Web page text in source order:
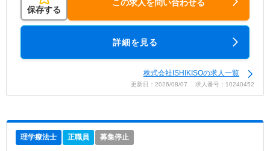
保存する
この求人を問い合わせる
詳細を見る
株式会社ISHIKISOの求人一覧
更新日：2026/08/07 求人番号：10240452
理学療法士 正職員 募集停止